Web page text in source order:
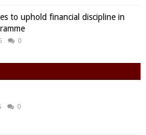
to uphold financial discipline in
0
0